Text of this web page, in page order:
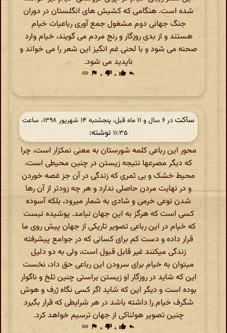
شده است. هنگامی که کشیش های انگلستان در دوران
جنگ جهانی دوم مشغول جمع آوری رباعیات خیام
هستند و از بدی روزگار و رنج مردم می گویند، خیام وارد
صحنه می شود و با لحنی غم انگیز این شعر را می خواند و
ناپدید می شود.
reply
thumb_up ۰ thumb_down ۰ flag
link
ساکت
در ‫۶ سال و ۱۱ ماه قبل، پنجشنبه ۱۴ شهریور ۱۳۹۸، ساعت
۱۱:۳۵ نوشته:
محور این رباعی کلمه شورستان به معنی نمکزار است، چرا
که دیگر مصرعها نتیجه زیستن در چنین محیطی است،
محیط خشک و بی ثمری که زندگی در آن جز غصه خوردن
و در نهایت مردن حاصلی ندارد و هر چه زودتر از آن رها
شدن نوعی خرمی و شادی به شمار میرود، بلکه آسوده
کسی است که هرگز به این جهان نیامد. پوشیده نیست
که خیام در این رباعی تصویر تاریکی از جهان پیش روی ما
قرار داده و دست کم برای کسانی که در جوامع پیشرفته
زندگی میکنند غیر قابل قبول است، ولی به دو دلیل
میتوان به خیام برای سرودن این رباعی حق داد، نخست
این که شاید در روزگار او زیستن براستی چنین تلخ و ناگوار
بوده است و دیگر این که شاید اگر کسی نگاه ژرف و هوش
شگرف خیام را داشته باشد در هر شرایطی که قرار بگیرد
چنین تصویر هولناکی از جهان ترسیم خواهد کرد.
reply
thumb_up ۰ thumb_down ۰ flag
link